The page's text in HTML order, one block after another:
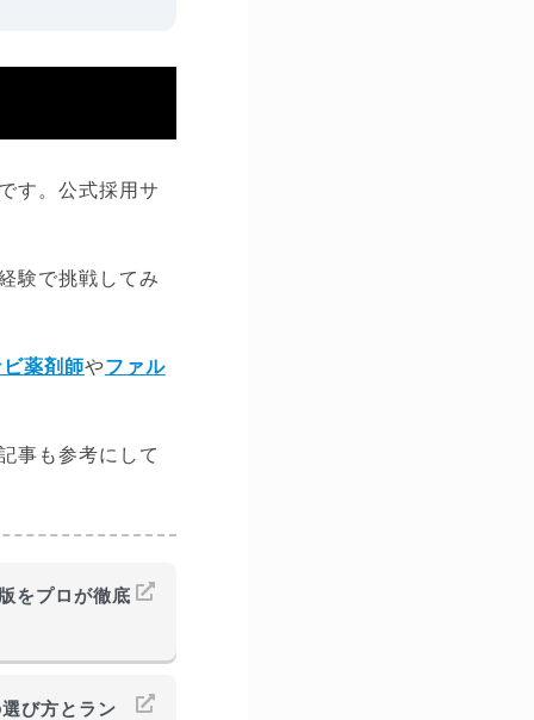
す。公式採用サ
験で挑戦してみ
薬剤師やファル
事も参考にして
をプロが徹底
び方とラン